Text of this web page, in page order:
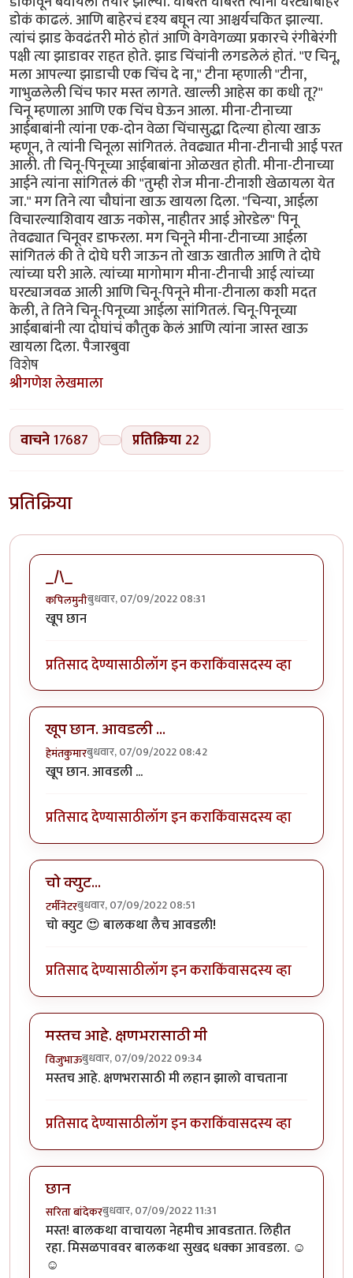
डोकं काढलं. आणि बाहेरचं दृश्य बघून त्या आश्चर्यचकित झाल्या.
त्यांचं झाड केवढंतरी मोठं होतं आणि वेगवेगळ्या प्रकारचे रंगीबेरंगी
पक्षी त्या झाडावर राहत होते. झाड चिंचांनी लगडलेलं होतं. "ए चिनू,
मला आपल्या झाडाची एक चिंच दे ना," टीना म्हणाली "टीना,
गाभुळलेली चिंच फार मस्त लागते. खाल्ली आहेस का कधी तू?"
चिनू म्हणाला आणि एक चिंच घेऊन आला. मीना-टीनाच्या
आईबाबांनी त्यांना एक-दोन वेळा चिंचासुद्धा दिल्या होत्या खाऊ
म्हणून, ते त्यांनी चिनूला सांगितलं. तेवढ्यात मीना-टीनाची आई परत
आली. ती चिनू-पिनूच्या आईबाबांना ओळखत होती. मीना-टीनाच्या
आईने त्यांना सांगितलं की "तुम्ही रोज मीना-टीनाशी खेळायला येत
जा." मग तिने त्या चौघांना खाऊ खायला दिला. "चिन्या, आईला
विचारल्याशिवाय खाऊ नकोस, नाहीतर आई ओरडेल" पिनू
तेवढ्यात चिनूवर डाफरला. मग चिनूने मीना-टीनाच्या आईला
सांगितलं की ते दोघे घरी जाऊन तो खाऊ खातील आणि ते दोघे
त्यांच्या घरी आले. त्यांच्या मागोमाग मीना-टीनाची आई त्यांच्या
घरट्याजवळ आली आणि चिनू-पिनूने मीना-टीनाला कशी मदत
केली, ते तिने चिनू-पिनूच्या आईला सांगितलं. चिनू-पिनूच्या
आईबाबांनी त्या दोघांचं कौतुक केलं आणि त्यांना जास्त खाऊ
खायला दिला. पैजारबुवा
विशेष
श्रीगणेश लेखमाला
वाचने17687 प्रतिक्रिया 22
प्रतिक्रिया
_/\_
कपिलमुनीबुधवार, 07/09/2022 08:31
खूप छान
प्रतिसाद देण्यासाठीलॉग इन कराकिंवासदस्य व्हा
खूप छान. आवडली ...
हेमंतकुमारबुधवार, 07/09/2022 08:42
खूप छान. आवडली ...
प्रतिसाद देण्यासाठीलॉग इन कराकिंवासदस्य व्हा
चो क्युट...
टर्मीनेटरबुधवार, 07/09/2022 08:51
चो क्युट 😍 बालकथा लैच आवडली!
प्रतिसाद देण्यासाठीलॉग इन कराकिंवासदस्य व्हा
मस्तच आहे. क्षणभरासाठी मी
विजुभाऊबुधवार, 07/09/2022 09:34
मस्तच आहे. क्षणभरासाठी मी लहान झालो वाचताना
प्रतिसाद देण्यासाठीलॉग इन कराकिंवासदस्य व्हा
छान
सरिता बांदेकरबुधवार, 07/09/2022 11:31
मस्त! बालकथा वाचायला नेहमीच आवडतात. लिहीत
रहा. मिसळपाववर बालकथा सुखद धक्का आवडला. ☺
☺